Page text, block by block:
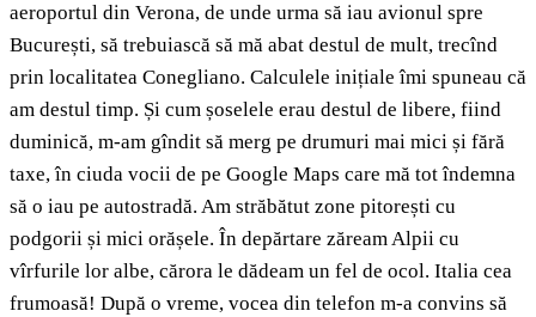
aeroportul din Verona, de unde urma să iau avionul spre
București, să trebuiască să mă abat destul de mult, trecînd
prin localitatea Conegliano. Calculele inițiale îmi spuneau că
am destul timp. Și cum șoselele erau destul de libere, fiind
duminică, m-am gîndit să merg pe drumuri mai mici și fără
taxe, în ciuda vocii de pe Google Maps care mă tot îndemna
să o iau pe autostradă. Am străbătut zone pitorești cu
podgorii și mici orășele. În depărtare zăream Alpii cu
vîrfurile lor albe, cărora le dădeam un fel de ocol. Italia cea
frumoasă! După o vreme, vocea din telefon m-a convins să